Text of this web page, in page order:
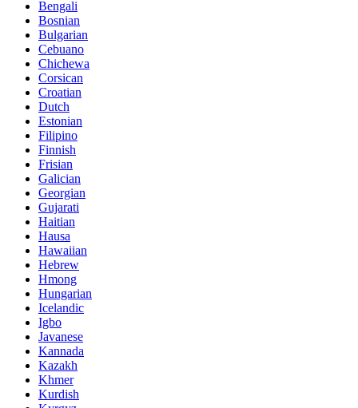
Bengali
Bosnian
Bulgarian
Cebuano
Chichewa
Corsican
Croatian
Dutch
Estonian
Filipino
Finnish
Frisian
Galician
Georgian
Gujarati
Haitian
Hausa
Hawaiian
Hebrew
Hmong
Hungarian
Icelandic
Igbo
Javanese
Kannada
Kazakh
Khmer
Kurdish